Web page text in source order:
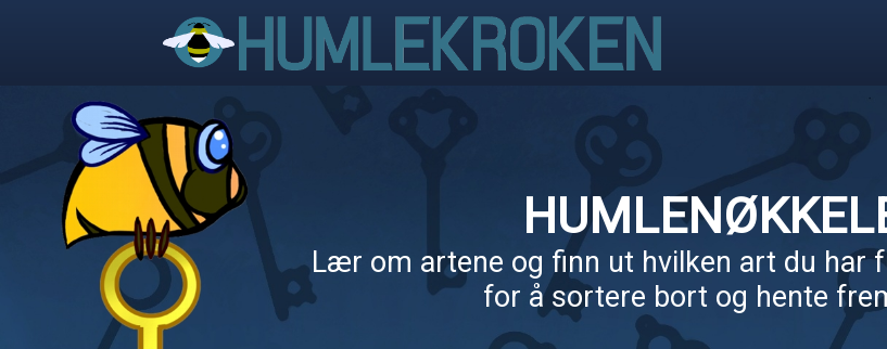
Lær om artene og finn ut hvilken art du har
for å sortere bort og hente